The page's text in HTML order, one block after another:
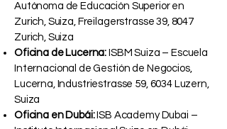
Autónoma de Educación Superior en
Zurich, Suiza, Freilagerstrasse 39, 8047
Zurich, Suiza
Oficina de Lucerna: ISBM Suiza – Escuela
Internacional de Gestión de Negocios,
Lucerna, Industriestrasse 59, 6034 Luzern,
Suiza
Oficina en Dubái:ISB Academy Dubai –